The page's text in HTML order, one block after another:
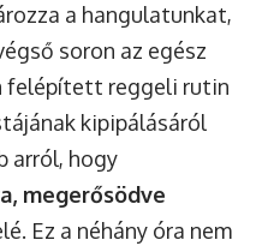
a hangulatunkat,
soron az egész
felépített reggeli rutin
kipipálásáról
arról, hogy
megerősödve
Ez a néhány óra nem